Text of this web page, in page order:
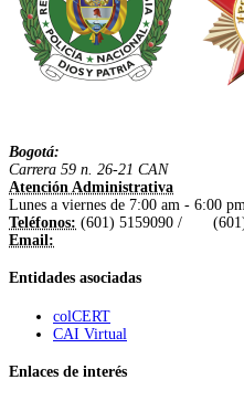
Bogotá:
Carrera 59 n. 26-21 CAN
Atención Administrativa
Lunes a viernes de 7:00 am - 6:00 pm
Teléfonos: (601)
Email:
Entidades asociadas
colCERT
CAI Virtual
Enlaces de interés